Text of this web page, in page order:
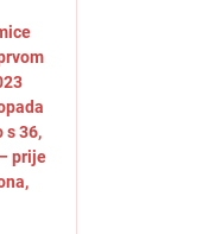
s 36,
prije